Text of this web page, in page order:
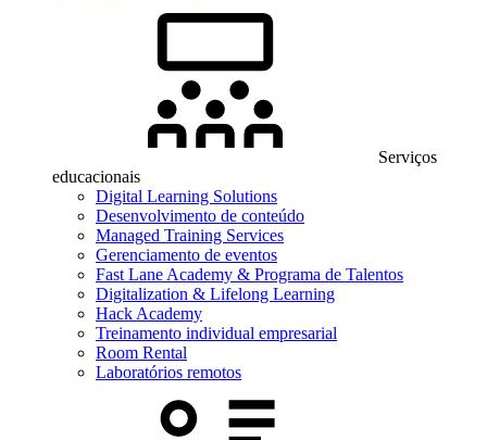
Serviços
educacionais
Digital Learning Solutions
Desenvolvimento de conteúdo
Managed Training Services
Gerenciamento de eventos
Fast Lane Academy & Programa de Talentos
Digitalization & Lifelong Learning
Hack Academy
Treinamento individual empresarial
Room Rental
Laboratórios remotos